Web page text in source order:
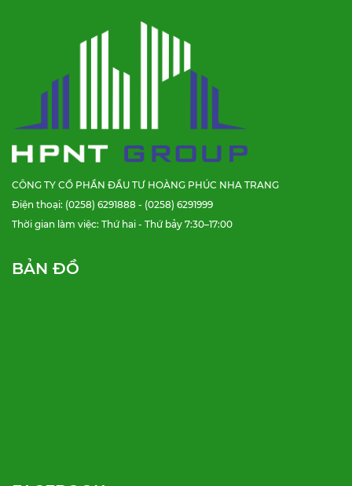
CÔNG TY CỔ PHẦN ĐẦU TƯ HOÀNG PHÚC NHA TRANG
Điện thoại: (0258) 6291888 - (0258) 6291999
Thời gian làm việc: Thứ hai - Thứ bảy 7:30–17:00
BẢN ĐỒ